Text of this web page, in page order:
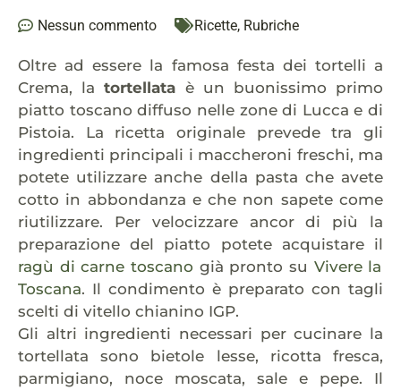
Nessun commento Ricette, Rubriche
Oltre ad essere la famosa festa dei tortelli a
Crema, latortellata è un buonissimo primo
piatto toscano diffuso nelle zone di Lucca e di
Pistoia. La ricetta originale prevede tra gli
ingredienti principali i maccheroni freschi, ma
potete utilizzare anche della pasta che avete
cotto in abbondanza e che non sapete come
riutilizzare. Per velocizzare ancor di più la
preparazione del piatto potete acquistare il
ragù di carne toscano già pronto su Vivere la
Toscana. Il condimento è preparato con tagli
scelti di vitello chianino IGP.
Gli altri ingredienti necessari per cucinare la
tortellata sono bietole lesse, ricotta fresca,
parmigiano, noce moscata, sale e pepe. Il